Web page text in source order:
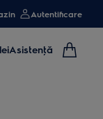
Autentificare
Asistenţă